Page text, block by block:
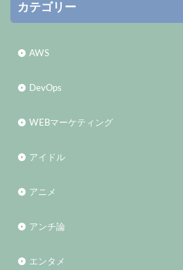
カテゴリー
AWS
DevOps
WEBマーケティング
アイドル
アニメ
アンチ論
エンタメ